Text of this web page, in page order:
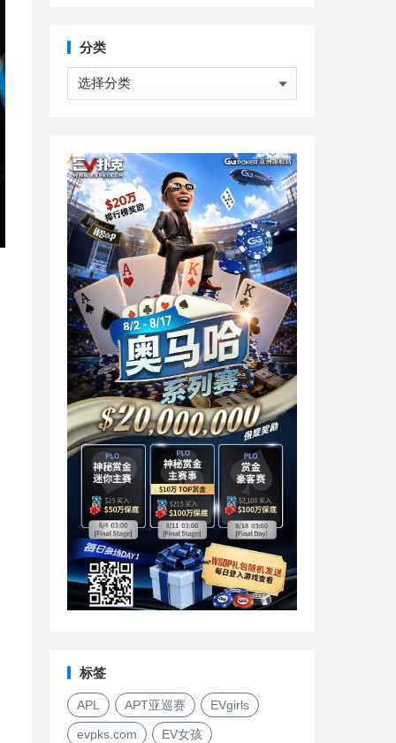
分类
分
类
标签
APL APT亚巡赛 EVgirls
evpks.com EV女孩